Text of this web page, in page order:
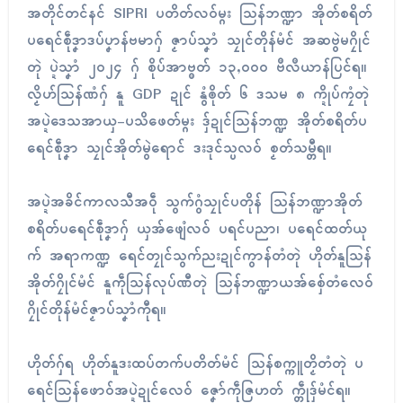
အတိုၚ်တၚ်နၚ် SIPRI ပတိတ်လဝ်မ္ဂး သြန်ဘဏ္ဍာ အိုတ်စရိတ်
ပရေၚ်စဵုဒၞာဒပ်ပၞာန်ဗမာဂှ် ဇၟာပ်သၞာံ သၠုၚ်တိုန်မံၚ် အဆဗွဲမဂၠိုၚ်
တုဲ ပ္ဍဲသၞာံ ၂၀၂၄ ဂှ် စိုပ်အာဗ္ၜတ် ၁၃,၀၀၀ ဗဳလဳယာန်ပြၚ်ရ။
လၟိဟ်သြန်ဏံဂှ် နူ GDP ဍုၚ် နွံၜိုတ် ၆ ဒသမ ၈ က္ဍိုပ်ကၠံတုဲ
အပ္ဍဲဒေသအာယှ-ပသိဖေတ်မ္ဂး ဒှ်ဍုၚ်သြန်ဘဏ္ဍ အိုတ်စရိတ်ပ
ရေၚ်စဵုဒၞာ သၠုၚ်အိုတ်မွဲရောၚ် ဒးဒုၚ်သ္ပလဝ် စၟတ်သမ္တီရ။
အပ္ဍဲအခိၚ်ကာလသီအဝဵု သွက်ဂွံသၠုၚ်ပတိုန် သြန်ဘဏ္ဍာအိုတ်
စရိတ်ပရေၚ်စဵုဒၞာဂှ် ယှအ်ဖျေံလဝ် ပရၚ်ပညာ၊ ပရေၚ်ထတ်ယု
က် အရာကဏ္ဍ ရေၚ်တၠုၚ်သွက်ညးဍုၚ်ကွာန်တံတုဲ ဟိုတ်နူသြန်
အိုတ်ဂၠိုၚ်မံၚ် နူကဵုသြန်လုပ်ဏီတုဲ သြန်ဘဏ္ဍာယအ်စှ်ေတံလေဝ်
ဂၠိုၚ်တိုန်မံၚ်ဇၟာပ်သၞာံကီုရ။
ဟိုတ်ဂှ်ရ ဟိုတ်နူဒးထပ်တက်ပတိတ်မံၚ် သြန်စက္ကူတၟိတံတုဲ ပ
ရေၚ်သြန်ဖောဝ်အပ္ဍဲဍုၚ်လေဝ် ဇၞော်ကဵုဇြဟတ် က္တဵုဒှ်မံၚ်ရ။